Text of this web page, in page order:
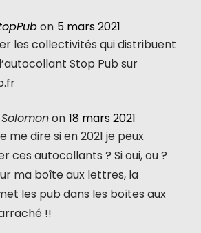
on 5 mars 2021
les collectivités qui distribuent
Stop Pub sur
on 18 mars 2021
me dire si en 2021 je peux
ces autocollants ? Si oui, ou ?
ma boîte aux lettres, la
les pub dans les boîtes aux
!!